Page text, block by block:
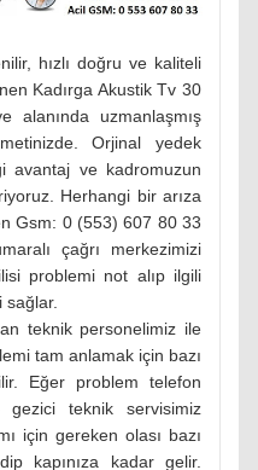
hızlı doğru ve kaliteli
Kadırga Akustik Tv 30
alanında uzmanlaşmış
Orjinal yedek
avantaj ve kadromuzun
Herhangi bir arıza
Gsm: 0 (553) 607 80 33
çağrı merkezimizi
problemi not alıp ilgili
teknik personelimiz ile
tam anlamak için bazı
Eğer problem telefon
teknik servisimiz
için gereken olası bazı
kapınıza kadar gelir.